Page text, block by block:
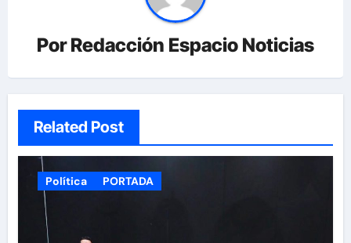
PorRedacción Espacio Noticias
Related Post
Política PORTADA